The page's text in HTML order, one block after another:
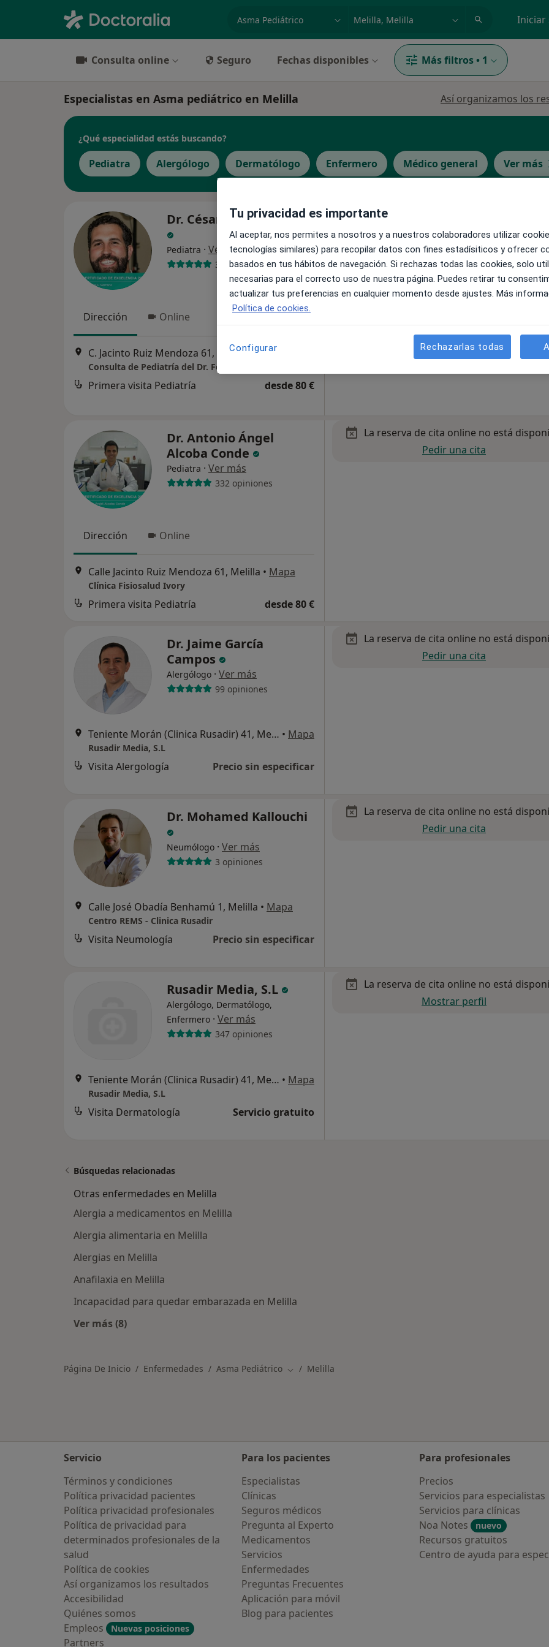
especialidad, enfermedad o nombre Iniciar
Consulta online Seguro Fechas disponibles Más filtros • 1
Especialistas en Asma pediátrico en Melilla Así organizamos los
¿Qué especialidad estás buscando?
Pediatra Alergólogo Dermatólogo Enfermero Médico general Ver más
Dr. César Feliu Serrano
Pediatra · Ver más
300 opiniones
Dirección Online
C. Jacinto Ruiz Mendoza 61, Melilla •Mapa
Primera visita Pediatría desde 80 €
La reserva de cita online no está
Pedir una cita
Dr. Antonio Ángel
Alcoba Conde
Pediatra · Ver más
332 opiniones
Dirección Online
Calle Jacinto Ruiz Mendoza 61, Melilla • Mapa
Clínica Fisiosalud Ivory
Primera visita Pediatría desde 80 €
La reserva de cita online no está
Pedir una cita
Dr. Jaime García
Campos
Alergólogo · Ver más
99 opiniones
Teniente Morán (Clinica Rusadir) 41, Melilla • Mapa
Rusadir Media, S.L
Visita Alergología Precio sin especificar
La reserva de cita online no está
Pedir una cita
Dr. Mohamed Kallouchi
Neumólogo · Ver más
3 opiniones
Calle José Obadía Benhamú 1, Melilla • Mapa
Centro REMS - Clinica Rusadir
Visita Neumología Precio sin especificar
La reserva de cita online no está
Pedir una cita
Rusadir Media, S.L
Alergólogo, Dermatólogo,
Enfermero · Ver más
347 opiniones
Teniente Morán (Clinica Rusadir) 41, Melilla • Mapa
Rusadir Media, S.L
Visita Dermatología Servicio gratuito
La reserva de cita online no está
Mostrar perfil
Búsquedas relacionadas
Otras enfermedades en Melilla
Alergia a medicamentos en Melilla
Alergia alimentaria en Melilla
Alergias en Melilla
Anafilaxia en Melilla
Incapacidad para quedar embarazada en Melilla
Ver más (8)
Página De Inicio Enfermedades Asma Pediátrico Cambiar de ciudad
Melilla
Servicio
Términos y condiciones
Política privacidad pacientes
Política privacidad profesionales
Política de privacidad para
determinados profesionales de la
salud
Política de cookies
Así organizamos los resultados
Accesibilidad
Quiénes somos
Empleos
Nuevas posiciones
Partners
Para los pacientes
Especialistas
Clínicas
Seguros médicos
Pregunta al Experto
Medicamentos
Servicios
Enfermedades
Preguntas Frecuentes
Aplicación para móvil
Blog para pacientes
Para profesionales
Precios
Servicios para especialistas
Servicios para clínicas
Noa Notes
nuevo
Recursos gratuitos
Centro de ayuda para
Tu privacidad es importante
Al aceptar, nos permites a nosotros y a nuestros colaboradores utilizar
tecnologías similares) para recopilar datos con fines estadísiticos y ofrecer
basados en tus hábitos de navegación. Si rechazas todas las cookies, solo
necesarias para el correcto uso de nuestra página. Puedes retirar tu
actualizar tus preferencias en cualquier momento desde ajustes. Más
Política de cookies.
Configurar Rechazarlas todas
vez has usado una app o
de IA para hablar sobre un
emocional o psicológico?
Sí, varias veces